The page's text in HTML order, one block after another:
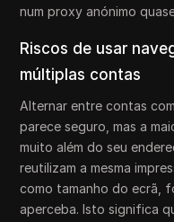
num proxy anónimo
Riscos de usar
múltiplas contas
Alternar entre contas
parece seguro, mas a
muito além do seu
reutilizam a mesma
como tamanho do ecrã,
aperceba. Isto significa